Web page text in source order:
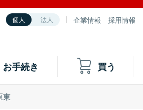
個人 法人 企業情報 採用情報
手続き 買う
東